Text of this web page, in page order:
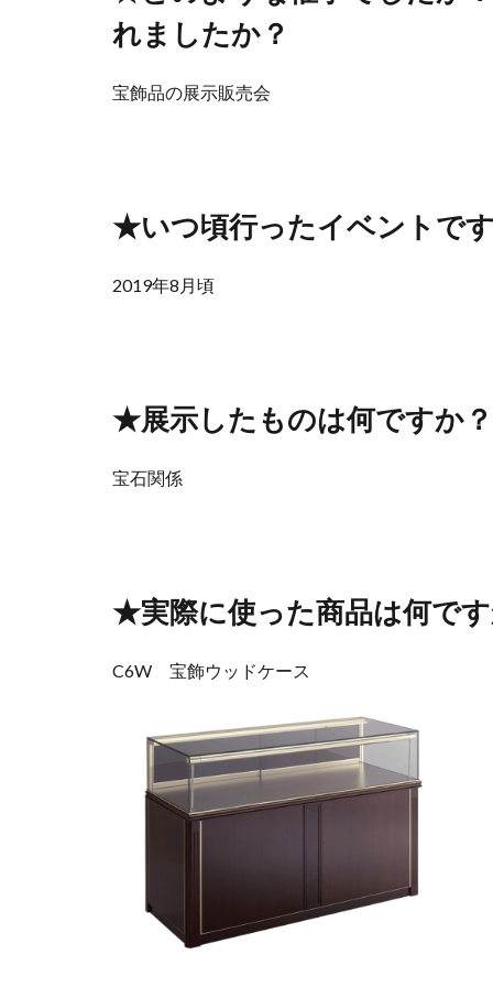
れましたか？
宝飾品の展示販売会
★いつ頃行ったイベントで
2019年8月頃
★展示したものは何ですか？
宝石関係
★実際に使った商品は何で
C6W 宝飾ウッドケース